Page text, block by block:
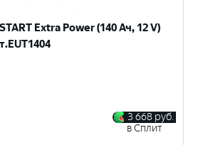
Extra Power (140 Ач, 12 V)
3 668 руб.
в Сплит